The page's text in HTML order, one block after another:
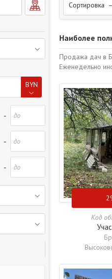
BYN
-
-
-
Сортировка
Наиболее
Продажа дач в
Еженедельно
Код